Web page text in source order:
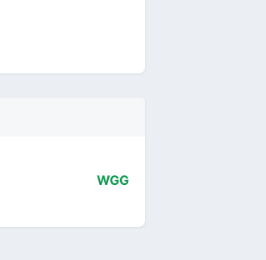
WGG